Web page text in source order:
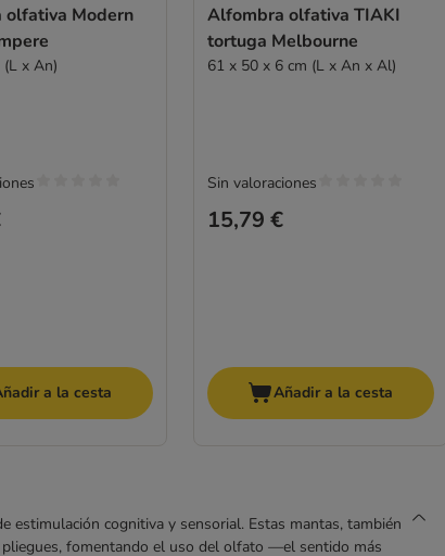
Modern
x An)
a la cesta
Alfombra olfativa TIAKI
tortuga Melbourne
61 x 50 x 6 cm (L x An x Al)
15,79 €
Sin valoraciones
Añadir a la cesta
cognitiva y sensorial. Estas mantas, también
fomentando el uso del olfato —el sentido más